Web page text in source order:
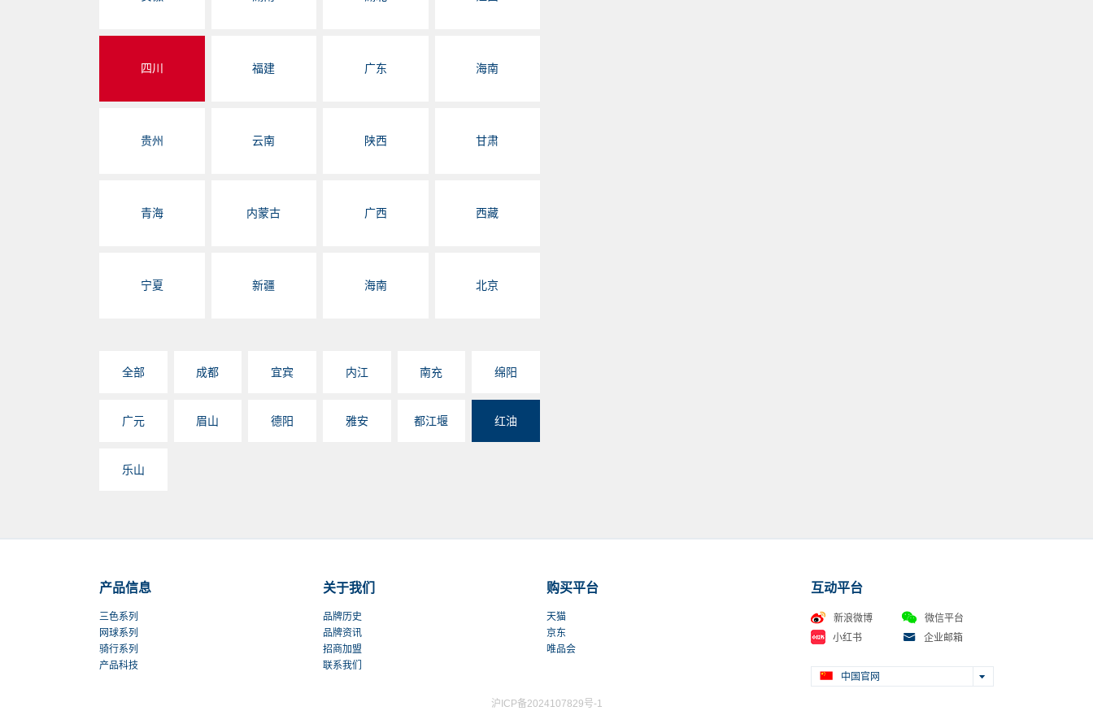
四川 福建 广东 海南
贵州 云南 陕西 甘肃
青海 内蒙古 广西 西藏
宁夏 新疆 海南 北京
全部 成都 宜宾 内江 南充 绵阳
广元 眉山 德阳 雅安 都江堰 红油
乐山
产品信息
三色系列
网球系列
骑行系列
产品科技
关于我们
品牌历史
品牌资讯
招商加盟
联系我们
购买平台
天猫
京东
唯品会
互动平台
新浪微博
微信平台
小红书
企业邮箱
中国官网
沪ICP备2024107829号-1